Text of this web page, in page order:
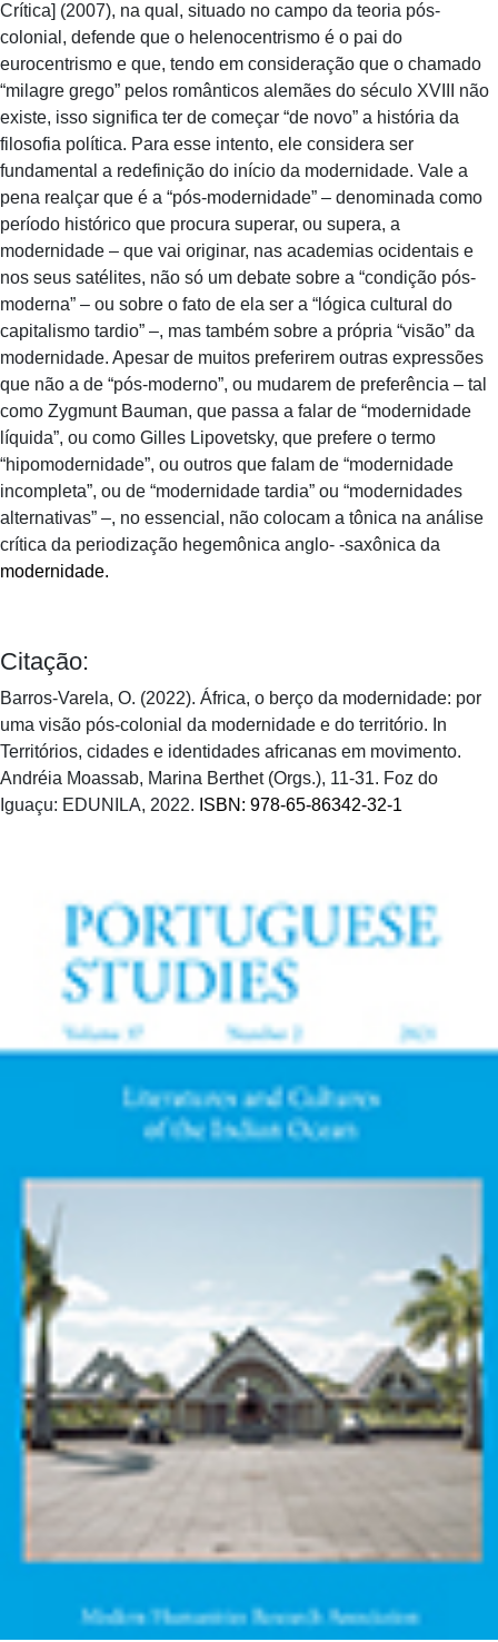
Crítica] (2007), na qual, situado no campo da teoria pós-
colonial, defende que o helenocentrismo é o pai do
eurocentrismo e que, tendo em consideração que o chamado
“milagre grego” pelos românticos alemães do século XVIII não
existe, isso significa ter de começar “de novo” a história da
filosofia política. Para esse intento, ele considera ser
fundamental a redefinição do início da modernidade. Vale a
pena realçar que é a “pós-modernidade” – denominada como
período histórico que procura superar, ou supera, a
modernidade – que vai originar, nas academias ocidentais e
nos seus satélites, não só um debate sobre a “condição pós-
moderna” – ou sobre o fato de ela ser a “lógica cultural do
capitalismo tardio” –, mas também sobre a própria “visão” da
modernidade. Apesar de muitos preferirem outras expressões
que não a de “pós-moderno”, ou mudarem de preferência – tal
como Zygmunt Bauman, que passa a falar de “modernidade
líquida”, ou como Gilles Lipovetsky, que prefere o termo
“hipomodernidade”, ou outros que falam de “modernidade
incompleta”, ou de “modernidade tardia” ou “modernidades
alternativas” –, no essencial, não colocam a tônica na análise
crítica da periodização hegemônica anglo- -saxônica da
modernidade.
Citação:
Barros-Varela, O. (2022). África, o berço da modernidade: por
uma visão pós-colonial da modernidade e do território. In
Territórios, cidades e identidades africanas em movimento.
Andréia Moassab, Marina Berthet (Orgs.), 11-31. Foz do
Iguaçu: EDUNILA, 2022. ISBN: 978-65-86342-32-1